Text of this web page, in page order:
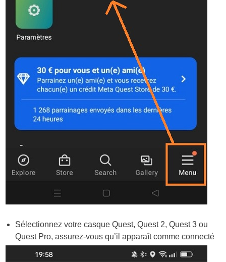
Sélectionnez votre casque Quest, Quest 2, Quest 3 ou
Quest Pro, assurez-vous qu’il apparaît comme connecté